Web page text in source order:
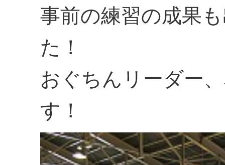
事前の練習の成果
た！
おぐちんリーダー
す！